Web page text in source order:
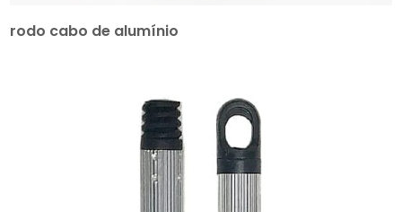
rodo cabo de alumínio